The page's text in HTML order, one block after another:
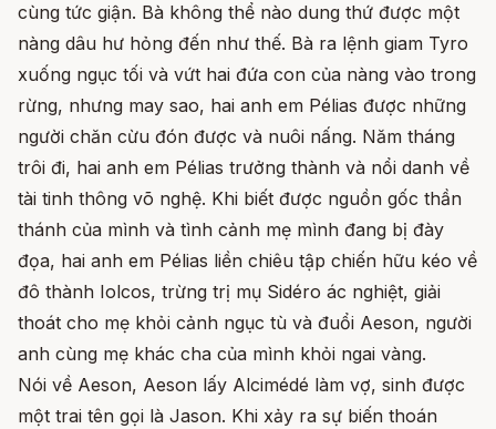
cùng tức giận. Bà không thể nào dung thứ được một
nàng dâu hư hỏng đến như thế. Bà ra lệnh giam Tyro
xuống ngục tối và vứt hai đứa con của nàng vào trong
rừng, nhưng may sao, hai anh em Pélias được những
người chăn cừu đón được và nuôi nấng. Năm tháng
trôi đi, hai anh em Pélias trưởng thành và nổi danh về
tài tinh thông võ nghệ. Khi biết được nguồn gốc thần
thánh của mình và tình cảnh mẹ mình đang bị đày
đọa, hai anh em Pélias liền chiêu tập chiến hữu kéo về
đô thành Iolcos, trừng trị mụ Sidéro ác nghiệt, giải
thoát cho mẹ khỏi cảnh ngục tù và đuổi Aeson, người
anh cùng mẹ khác cha của mình khỏi ngai vàng.
Nói về Aeson, Aeson lấy Alcimédé làm vợ, sinh được
một trai tên gọi là Jason. Khi xảy ra sự biến thoán